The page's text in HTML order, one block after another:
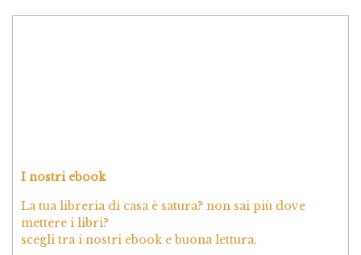
I nostri ebook
La tua libreria di casa è satura? non sai più dove
mettere i libri?
scegli tra i nostri ebook e buona lettura.